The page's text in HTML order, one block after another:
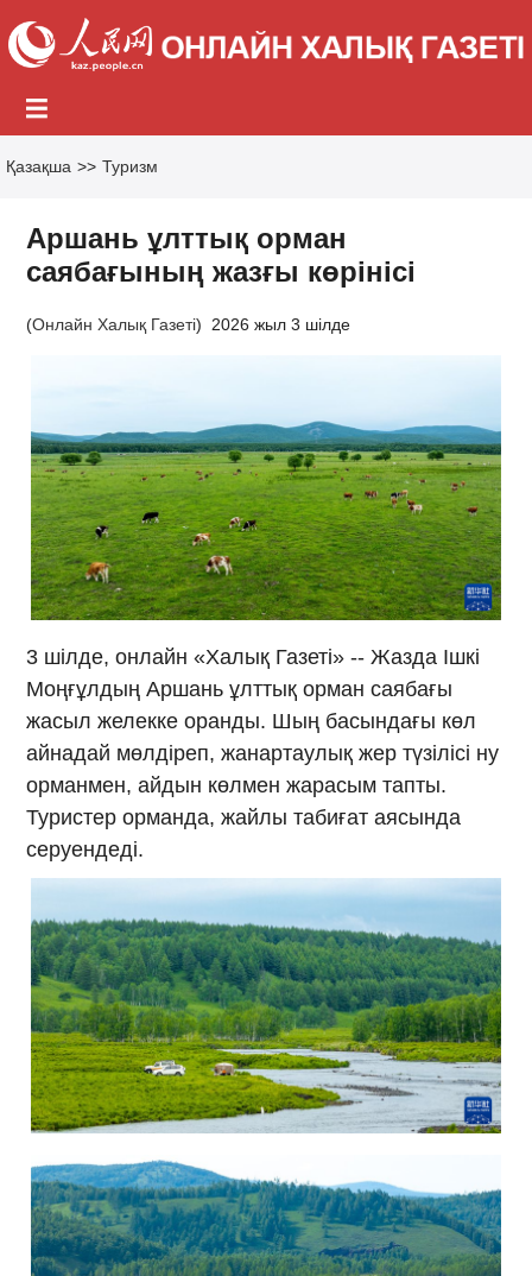
Қазақша >> Туризм
Аршань ұлттық орман
саябағының жазғы көрінісі
(Онлайн Халық Газеті) 2026 жыл 3 шілде
3 шілде, онлайн «Халық Газеті» -- Жазда Ішкі
Моңғұлдың Аршань ұлттық орман саябағы
жасыл желекке оранды. Шың басындағы көл
айнадай мөлдіреп, жанартаулық жер түзілісі ну
орманмен, айдын көлмен жарасым тапты.
Туристер орманда, жайлы табиғат аясында
серуендеді.